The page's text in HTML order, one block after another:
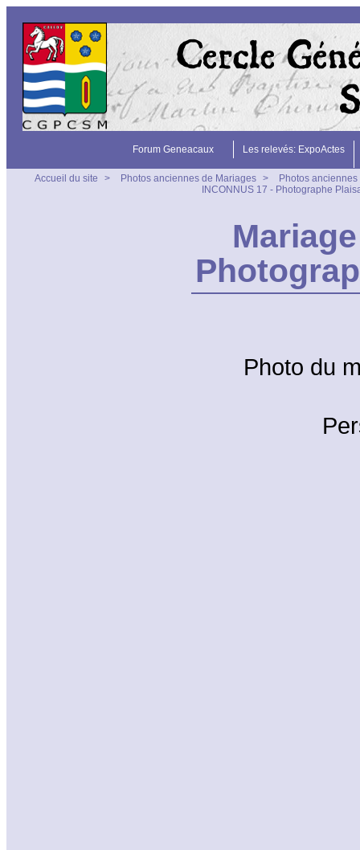
Forum Geneacaux Les relevés: ExpoActes
Accueil du site > Photos anciennes de Mariages >
Photos
INCONNUS 17 - Photographe
Photo du